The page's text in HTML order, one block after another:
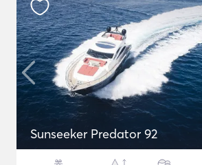
Sunseeker Predator 92